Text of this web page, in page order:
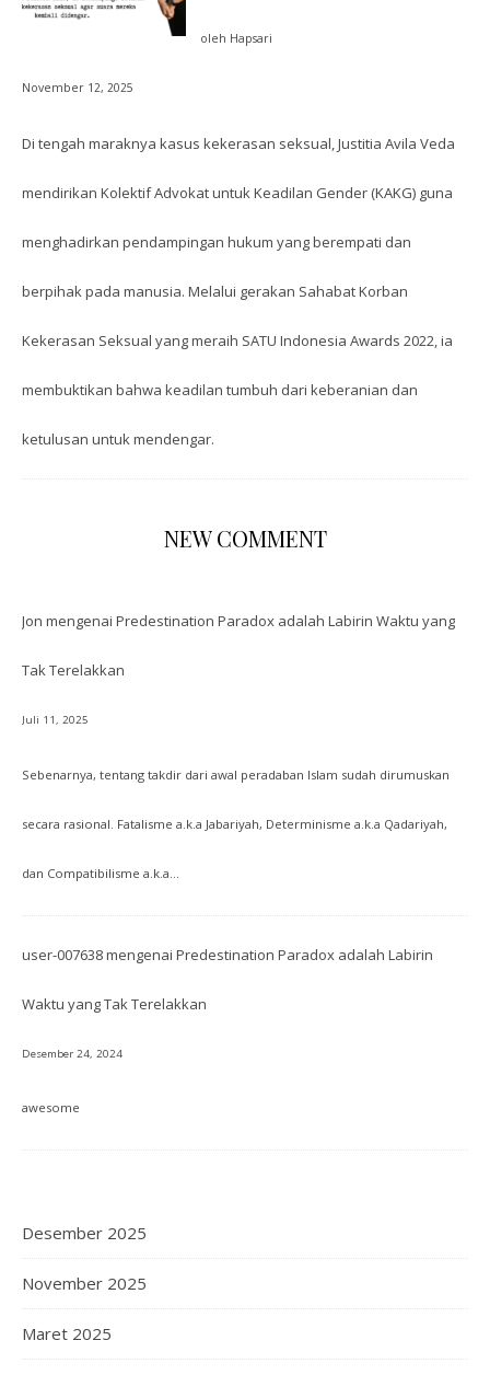
oleh Hapsari
November 12, 2025
Di tengah maraknya kasus kekerasan seksual, Justitia Avila Veda
mendirikan Kolektif Advokat untuk Keadilan Gender (KAKG) guna
menghadirkan pendampingan hukum yang berempati dan
berpihak pada manusia. Melalui gerakan Sahabat Korban
Kekerasan Seksual yang meraih SATU Indonesia Awards 2022, ia
membuktikan bahwa keadilan tumbuh dari keberanian dan
ketulusan untuk mendengar.
NEW COMMENT
Jon mengenai Predestination Paradox adalah Labirin Waktu yang
Tak Terelakkan
Juli 11, 2025
Sebenarnya, tentang takdir dari awal peradaban Islam sudah dirumuskan
secara rasional. Fatalisme a.k.a Jabariyah, Determinisme a.k.a Qadariyah,
dan Compatibilisme a.k.a…
user-007638mengenai Predestination Paradox adalah Labirin
Waktu yang Tak Terelakkan
Desember 24, 2024
awesome
Desember 2025
November 2025
Maret 2025